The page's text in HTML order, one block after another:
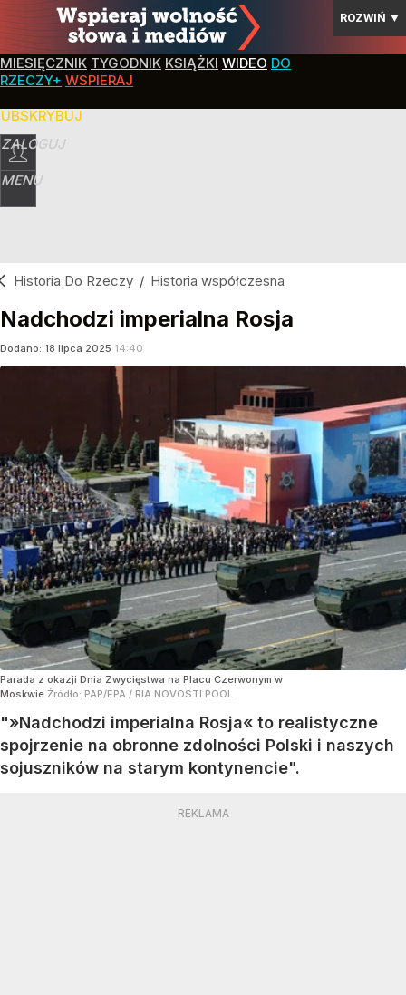
ROZWIŃ ▼
MIESIĘCZNIK TYGODNIK KSIĄŻKI WIDEO DO
RZECZY+ WSPIERAJ
ZALOGUJ
MENU
Historia Do Rzeczy / Historia współczesna
Nadchodzi imperialna Rosja
Dodano: 18 lipca 2025 14:40
Parada z okazji Dnia Zwycięstwa na Placu Czerwonym w
Moskwie Źródło: PAP/EPA / RIA NOVOSTI POOL
"»Nadchodzi imperialna Rosja« to realistyczne
spojrzenie na obronne zdolności Polski i naszych
sojuszników na starym kontynencie".